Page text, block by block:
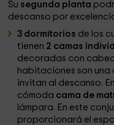
Su segunda planta
descanso por
3 dormitorios de los
tienen 2 camas
decoradas con
habitaciones son una
invitan al descanso.
cómoda cama de
lámpara. En este
proporcionará el